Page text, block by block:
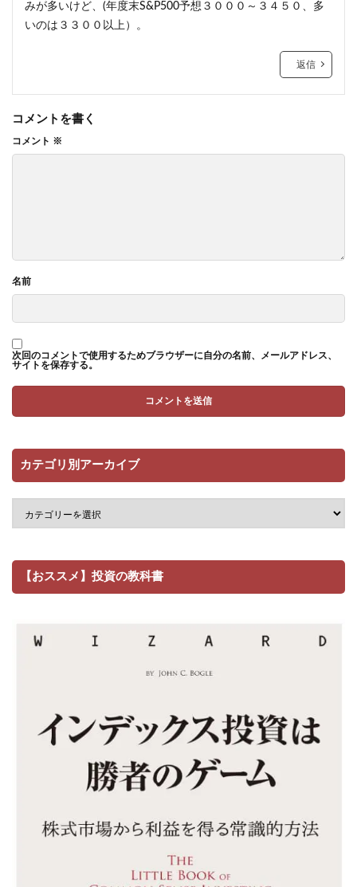
みが多いけど、(年度末S&P500予想３０００～３４５０、多
いのは３３００以上）。
返信
コメントを書く
コメント ※
名前
次回のコメントで使用するためブラウザーに自分の名前、メールアドレス、
サイトを保存する。
カテゴリ別アーカイブ
【おススメ】投資の教科書